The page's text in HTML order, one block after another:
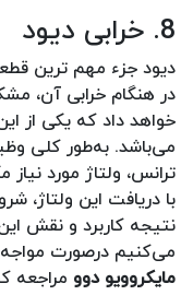
8. خرابی دیود
دیود جزء مهم ترین
در هنگام خرابی آن،
خواهد داد که یکی از
می‌باشد. به‌طور کلی
ترانس، ولتاژ مورد
با دریافت این ولتاژ،
نتیجه کاربرد و نقش
می‌کنیم درصورت مواجه
مایکروویو دوو مراجعه